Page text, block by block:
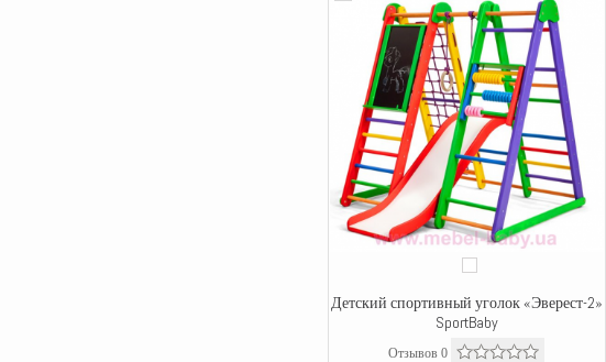
Детский спортивный уголок «Эверест-2»
SportBaby
Отзывов 0